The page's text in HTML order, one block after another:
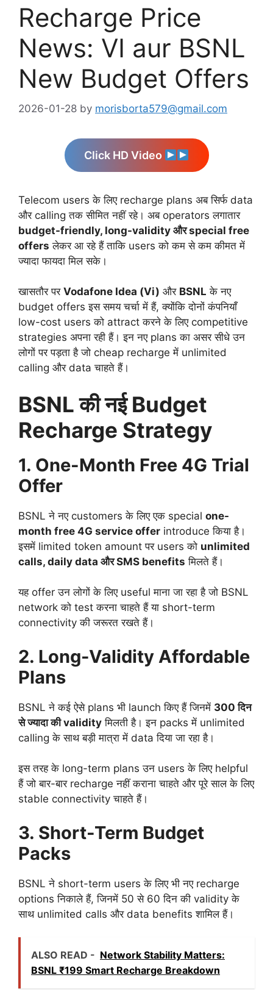
Recharge Price
News: VI aur BSNL
New Budget Offers
2026-01-28 by morisborta579@gmail.com
Click HD Video
Telecom users के लिए recharge plans अब सिर्फ data
और calling तक सीमित नहीं रहे। अब operators लगातार
budget-friendly, long-validity और special free
offers लेकर आ रहे हैं ताकि users को कम से कम कीमत में
ज्यादा फायदा मिल सके।
खासतौर पर Vodafone Idea (Vi) और BSNL के नए
budget offers इस समय चर्चा में हैं, क्योंकि दोनों कंपनियाँ
low-cost users को attract करने के लिए competitive
strategies अपना रही हैं। इन नए plans का असर सीधे उन
लोगों पर पड़ता है जो cheap recharge में unlimited
calling और data चाहते हैं।
BSNL की नई Budget
Recharge Strategy
1. One-Month Free 4G Trial
Offer
BSNL ने नए customers के लिए एक special one-
month free 4G service offer introduce किया है।
इसमें limited token amount पर users को unlimited
calls, daily data और SMS benefits मिलते हैं।
यह offer उन लोगों के लिए useful माना जा रहा है जो BSNL
network को test करना चाहते हैं या short-term
connectivity की जरूरत रखते हैं।
2. Long-Validity Affordable
Plans
BSNL ने कई ऐसे plans भी launch किए हैं जिनमें 300 दिन
से ज्यादा की validity मिलती है। इन packs में unlimited
calling के साथ बड़ी मात्रा में data दिया जा रहा है।
इस तरह के long-term plans उन users के लिए helpful
हैं जो बार-बार recharge नहीं कराना चाहते और पूरे साल के लिए
stable connectivity चाहते हैं।
3. Short-Term Budget
Packs
BSNL ने short-term users के लिए भी नए recharge
options निकाले हैं, जिनमें 50 से 60 दिन की validity के
साथ unlimited calls और data benefits शामिल हैं।
ALSO READ - Network Stability Matters:
BSNL ₹199 Smart Recharge Breakdown